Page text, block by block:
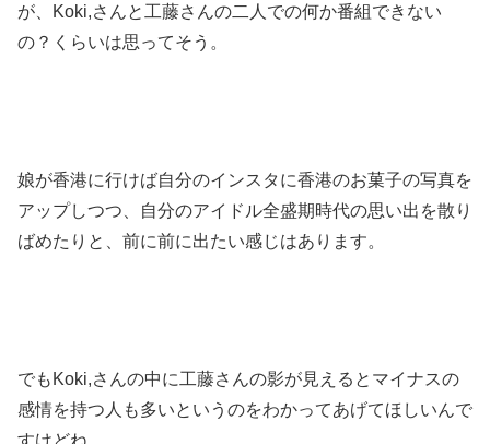
が、Koki,さんと工藤さんの二人での何か番組できない
の？くらいは思ってそう。
娘が香港に行けば自分のインスタに香港のお菓子の写真を
アップしつつ、自分のアイドル全盛期時代の思い出を散り
ばめたりと、前に前に出たい感じはあります。
でもKoki,さんの中に工藤さんの影が見えるとマイナスの
感情を持つ人も多いというのをわかってあげてほしいんで